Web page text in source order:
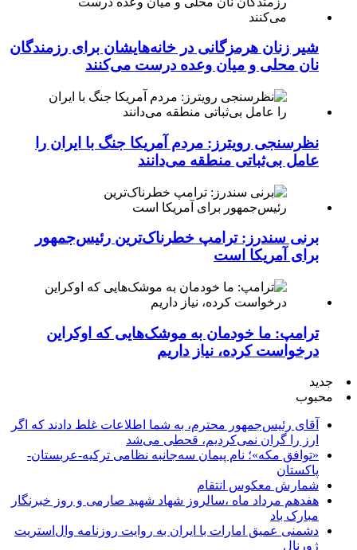
شیر زنان هرمزگانی در خانه‌هایشان برای رزمندگان
نان محلی و میان وعده درست می‌کنند
نظرسنجی رویترز: مردم آمریکا جنگ با ایران را
عامل بی‌ثباتی منطقه می‌دانند
برنی سندرز: ترامپ خطرناک‌ترین رئیس‌جمهور
برای آمریکا است
ترامپ: ما خودمان به موشک‌هایی که اوکراین
درخواست کرده، نیاز داریم
جدید
محبوب
آقای رئیس‌جمهور محترم، به شما اطلاعات غلط دادند که اگر
ارز را گران نمی‌کردیم، قحطی می‌شد
«توافق مکه»؛ نام پیمان سه‌جانبه نظامی ترکیه-عربستان-
پاکستان
شمارش معکوس انتقام
هفدهم مرداد ماه ،سالروز شهاد شهید صارمی و روز خبرنگار
مبارک باد
دشمنی عمیق امارات با ایران به روایت روزنامه وال‌استریت
ژورنال